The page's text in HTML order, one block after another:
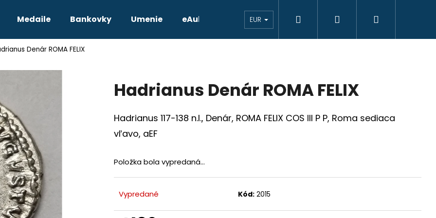
Medaile Bankovky Umenie eAukcie eAukcie bankovky VÝKUP Novinky
EUR Hľadať Prihlásenie
Denár ROMA FELIX
Hadrianus Denár ROMA FELIX
Hadrianus 117-138 n.l., Denár, ROMA FELIX COS III P P, Roma sediaca
vľavo, aEF
Položka bola vypredaná…
Vypredané Kód: 2015
Čo potrebujete nájsť?
HĽADAŤ
PTOLEMAIOS VI. JOZEF II. 3 GRAJCIAR 1769 B EVM-D